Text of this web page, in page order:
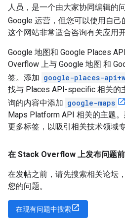
人员，是一个由大家协同编辑的
Google 运营，但您可以使用自己
这个网站非常适合咨询有关应用
Google 地图和 Google Places
Overflow 上与 Google 地图 和
签。添加 google-places-
找与 Places API-specific 相关的
询的内容中添加 google-maps
Maps Platform API 相关的主题
更多标签，以吸引相关技术领域
在 Stack Overflow 上发布问题
在发帖之前，请先搜索相关论坛
您的问题。
在现有问题中搜索